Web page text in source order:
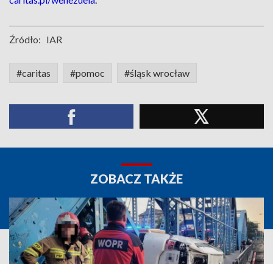
Źródło: IAR
#caritas #pomoc #śląsk wrocław
ZOBACZ TAKŻE